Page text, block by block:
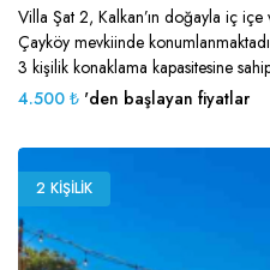
Villa Şat 2, Kalkan’ın doğayla iç
Çayköy mevkiinde
3 kişilik konaklama kapasitesine
4.500 ₺ 'den başlayan fiyatlar
2 KIŞILIK